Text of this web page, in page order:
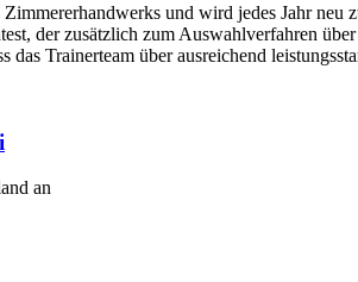
und wird jedes Jahr
der zusätzlich zum Auswahlverfahren
Trainerteam über ausreichend
an